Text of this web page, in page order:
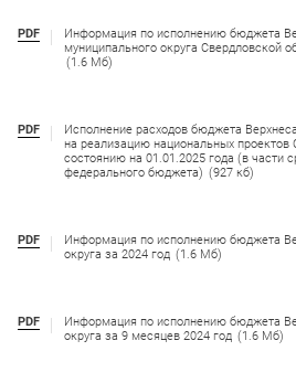
PDF
Информация по исполнению бюджета
муниципального округа Свердловской
(1.6 Мб)
PDF
Исполнение расходов бюджета
на реализацию национальных проектов
состоянию на 01.01.2025 года (в части
федерального бюджета) (927 кб)
PDF
Информация по исполнению бюджета
округа за 2024 год (1.6 Мб)
PDF
Информация по исполнению бюджета
округа за 9 месяцев 2024 год (1.6 Мб)